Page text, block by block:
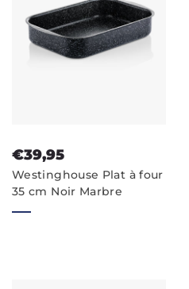
€39,95
Westinghouse Plat à four
35 cm Noir Marbre